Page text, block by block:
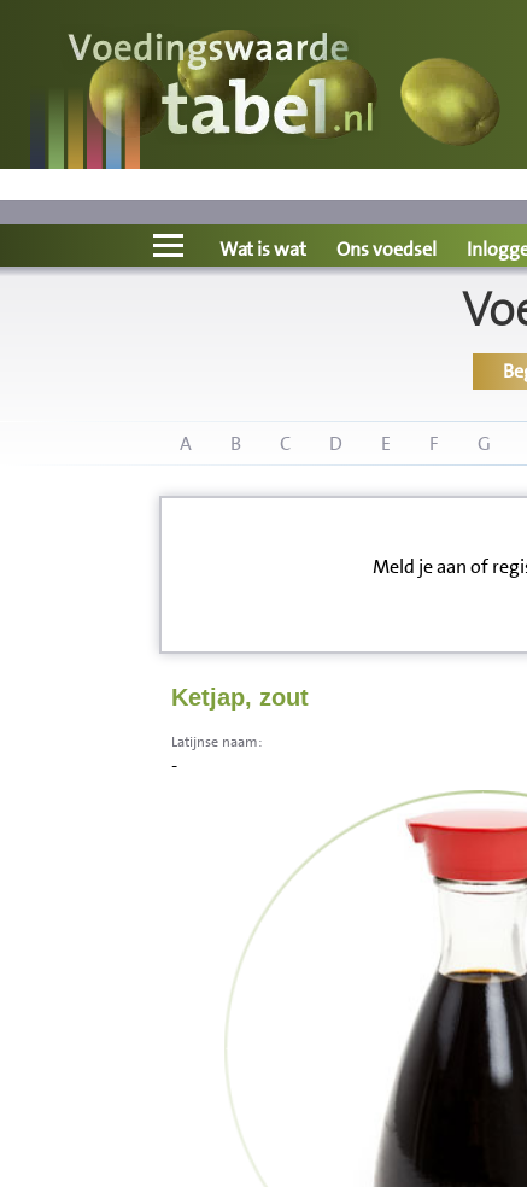
Voedingswaarde
Wat is wat?
Ons voedsel
Wat is wat Ons voedsel
A B C D E F G
Meld je aan of
Ketjap, zout
Latijnse naam:
-